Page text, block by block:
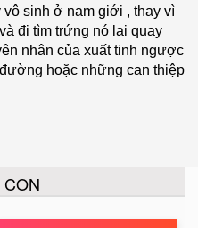
sinh ở nam giới , thay vì
đi tìm trứng nó lại quay
nhân của xuất tinh ngược
hoặc những can thiệp